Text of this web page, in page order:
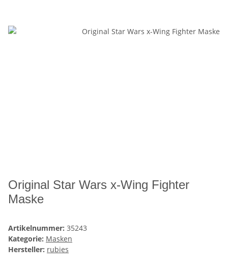
Original Star Wars x-Wing Fighter
Maske
Artikelnummer: 35243
Kategorie: Masken
Hersteller: rubies